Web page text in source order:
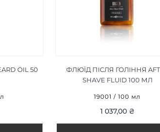
OIL 50
ФЛЮЇД ПІСЛЯ ГОЛІННЯ
SHAVE FLUID 100 МЛ
19001 / 100 мл
1 037,00 ₴